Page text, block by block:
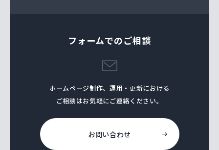
フォームでのご相談
ホームページ制作、運⽤・更新における
ご相談はお気軽にご連絡ください。
お問い合わせ